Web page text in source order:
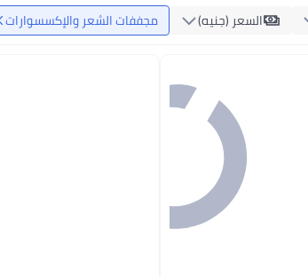
السعر (جنيه) مجففات الشعر والإكسسوارات